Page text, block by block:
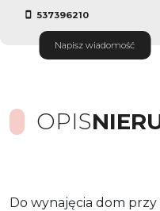
537396210
Napisz wiadomość
OPIS
Do wynajęcia dom